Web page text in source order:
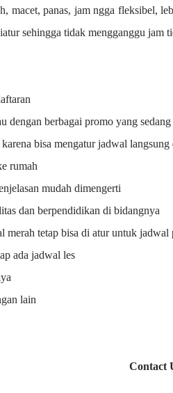
macet, panas, jam ngga fleksibel,
sehingga tidak mengganggu jam
dengan berbagai promo yang
bisa mengatur jadwal langsung
rumah
mudah dimengerti
dan berpendidikan di bidangnya
merah tetap bisa di atur untuk jadwal
ada jadwal les
lain
Contact